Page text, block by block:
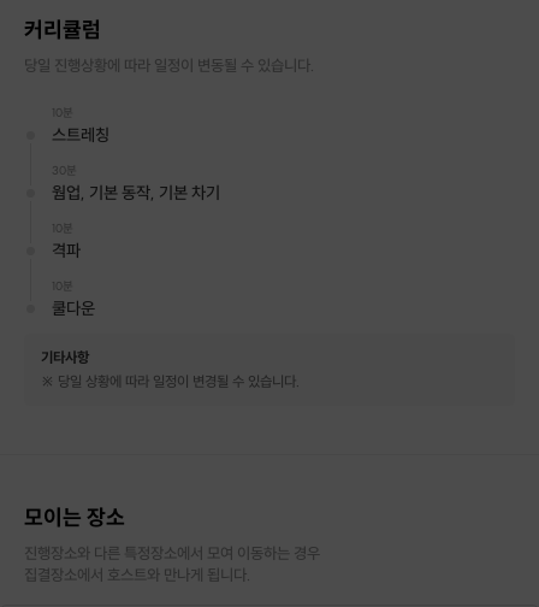
태권도의 가치를 우선으로
유아부터 성인 그리고 외국인까지!
커리큘럼
당일 진행상황에 따라 일정이 변동될 수 있습니다.
10분
스트레칭
30분
웜업, 기본 동작, 기본 차기
10분
격파
10분
쿨다운
기타사항
※ 당일 상황에 따라 일정이 변경될 수 있습니다.
모이는 장소
진행장소와 다른 특정장소에서 모여 이동하는 경우
집결장소에서 호스트와 만나게 됩니다.